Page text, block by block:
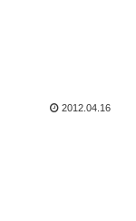
2012.04.16